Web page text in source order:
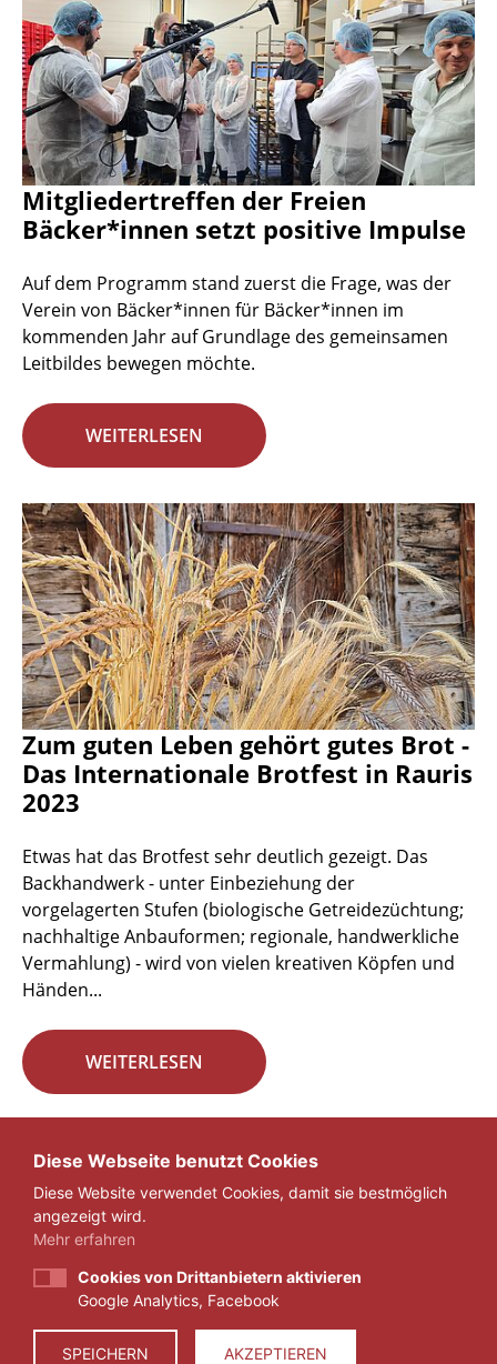
Mitgliedertreffen der Freien
Bäcker*innen setzt positive Impulse
Auf dem Programm stand zuerst die Frage, was der
Verein von Bäcker*innen für Bäcker*innen im
kommenden Jahr auf Grundlage des gemeinsamen
Leitbildes bewegen möchte.
WEITERLESEN
Zum guten Leben gehört gutes Brot -
Das Internationale Brotfest in Rauris
2023
Etwas hat das Brotfest sehr deutlich gezeigt. Das
Backhandwerk - unter Einbeziehung der
vorgelagerten Stufen (biologische Getreidezüchtung;
nachhaltige Anbauformen; regionale, handwerkliche
Vermahlung) - wird von vielen kreativen Köpfen und
Händen...
WEITERLESEN
« 1 ... 4 5 6 ... 29 »
IMPRESSUM
DATENSCHUTZ
Diese Webseite benutzt Cookies
Diese Website verwendet Cookies, damit sie bestmöglich
angezeigt wird.
Mehr erfahren
Cookies von Drittanbietern aktivieren
Google Analytics, Facebook
SPEICHERN AKZEPTIEREN